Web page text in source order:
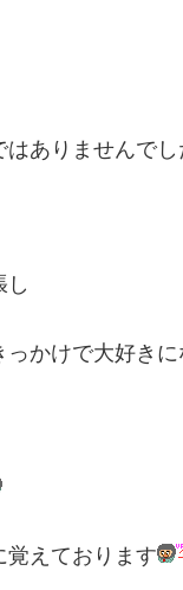
ありませんでし
し
かけで大好き
覚えております